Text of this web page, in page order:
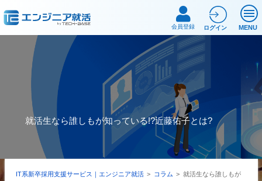
MENU
会員登録 ログイン
就活生なら誰しもが知っている!?近藤佑子とは?
IT系新卒採用支援サービス｜エンジニア就活 > コラム > 就活生なら誰しもが